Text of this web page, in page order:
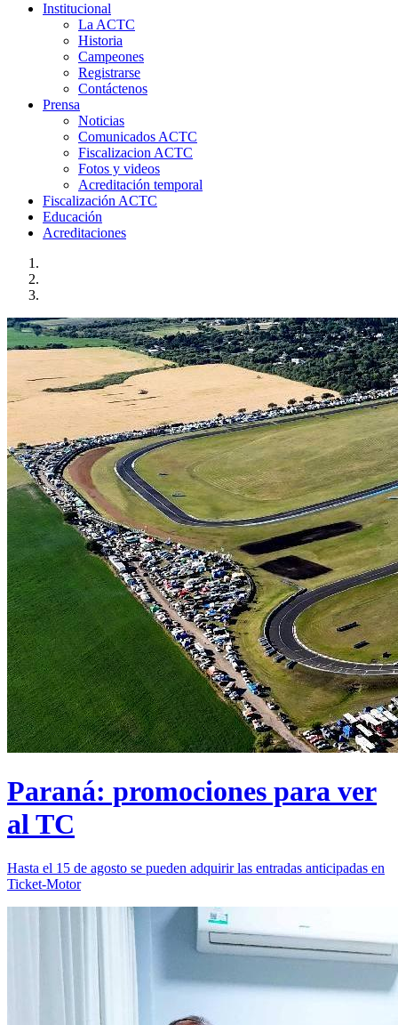
Institucional
La ACTC
Historia
Campeones
Registrarse
Contáctenos
Prensa
Noticias
Comunicados ACTC
Fiscalizacion ACTC
Fotos y videos
Acreditación temporal
Fiscalización ACTC
Educación
Acreditaciones
Paraná: promociones para ver
al TC
Hasta el 15 de agosto se pueden adquirir las entradas anticipadas en
Ticket-Motor